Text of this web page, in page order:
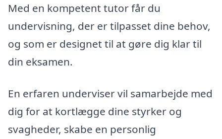
Med en kompetent tutor får du
undervisning, der er tilpasset dine behov,
og som er designet til at gøre dig klar til
din eksamen.
En erfaren underviser vil samarbejde med
dig for at kortlægge dine styrker og
svagheder, skabe en personlig